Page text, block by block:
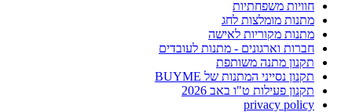
חוויות משפחתיות
מתנות מומלצות לחג
מתנות מקוריות לאישה
חברות וארגונים - מתנות לעובדים
תקנון מתנה משותפת
תקנון נסייני המתנות של BUYME
תקנון פעילות ט"ו באב 2026
privacy policy